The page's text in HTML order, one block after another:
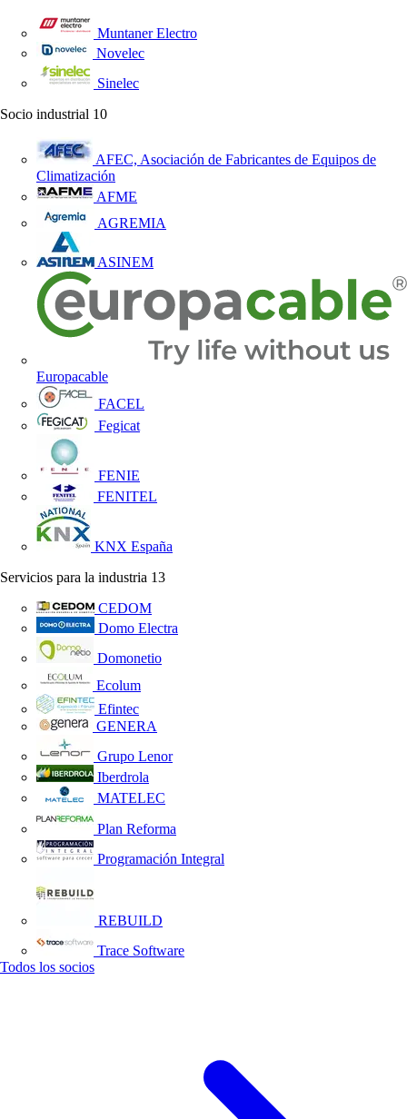
Muntaner Electro
Novelec
Sinelec
Socio industrial 10
AFEC, Asociación de Fabricantes de Equipos de
Climatización
AFME
AGREMIA
ASINEM
Europacable
FACEL
Fegicat
FENIE
FENITEL
KNX España
Servicios para la industria 13
CEDOM
Domo Electra
Domonetio
Ecolum
Efintec
GENERA
Grupo Lenor
Iberdrola
MATELEC
Plan Reforma
Programación Integral
REBUILD
Trace Software
Todos los socios